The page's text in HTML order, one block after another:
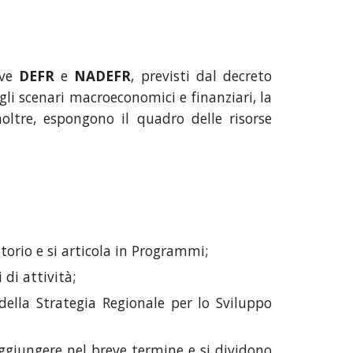
DEFRe NADEFR, previsti dal decreto
scenari macroeconomici e finanziari, la
espongono il quadro delle risorse
e si articola in Programmi;
di attività;
Strategia Regionale per lo Sviluppo